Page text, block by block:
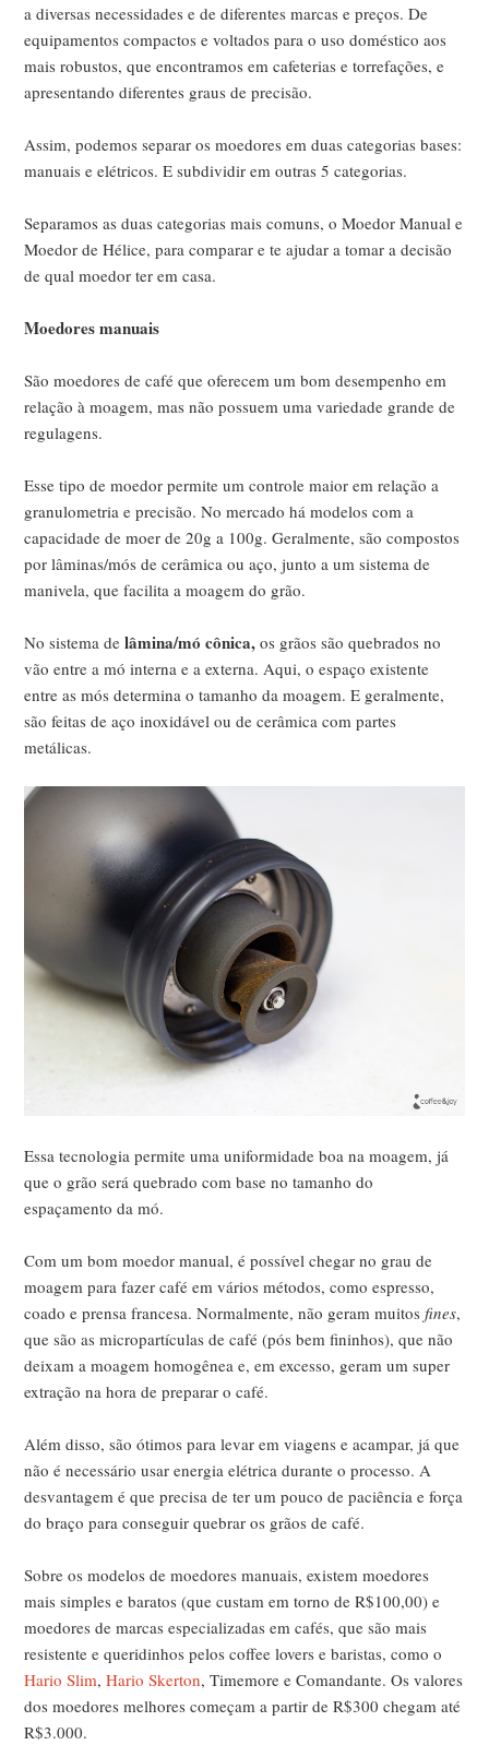
a diversas necessidades e de diferentes marcas e preços. De
equipamentos compactos e voltados para o uso doméstico aos
mais robustos, que encontramos em cafeterias e torrefações, e
apresentando diferentes graus de precisão.
Assim, podemos separar os moedores em duas categorias bases:
manuais e elétricos. E subdividir em outras 5 categorias.
Separamos as duas categorias mais comuns, o Moedor Manual e
Moedor de Hélice, para comparar e te ajudar a tomar a decisão
de qual moedor ter em casa.
Moedores manuais
São moedores de café que oferecem um bom desempenho em
relação à moagem, mas não possuem uma variedade grande de
regulagens.
Esse tipo de moedor permite um controle maior em relação a
granulometria e precisão. No mercado há modelos com a
capacidade de moer de 20g a 100g. Geralmente, são compostos
por lâminas/mós de cerâmica ou aço, junto a um sistema de
manivela, que facilita a moagem do grão.
No sistema de lâmina/mó cônica, os grãos são quebrados no
vão entre a mó interna e a externa. Aqui, o espaço existente
entre as mós determina o tamanho da moagem. E geralmente,
são feitas de aço inoxidável ou de cerâmica com partes
metálicas.
Essa tecnologia permite uma uniformidade boa na moagem, já
que o grão será quebrado com base no tamanho do
espaçamento da mó.
Com um bom moedor manual, é possível chegar no grau de
moagem para fazer café em vários métodos, como espresso,
coado e prensa francesa. Normalmente, não geram muitosfines,
que são as micropartículas de café (pós bem fininhos), que não
deixam a moagem homogênea e, em excesso, geram um super
extração na hora de preparar o café.
Além disso, são ótimos para levar em viagens e acampar, já que
não é necessário usar energia elétrica durante o processo. A
desvantagem é que precisa de ter um pouco de paciência e força
do braço para conseguir quebrar os grãos de café.
Sobre os modelos de moedores manuais, existem moedores
mais simples e baratos (que custam em torno de R$100,00) e
moedores de marcas especializadas em cafés, que são mais
resistente e queridinhos pelos coffee lovers e baristas, como o
Hario Slim,Hario Skerton, Timemore e Comandante. Os valores
dos moedores melhores começam a partir de R$300 chegam até
R$3.000.